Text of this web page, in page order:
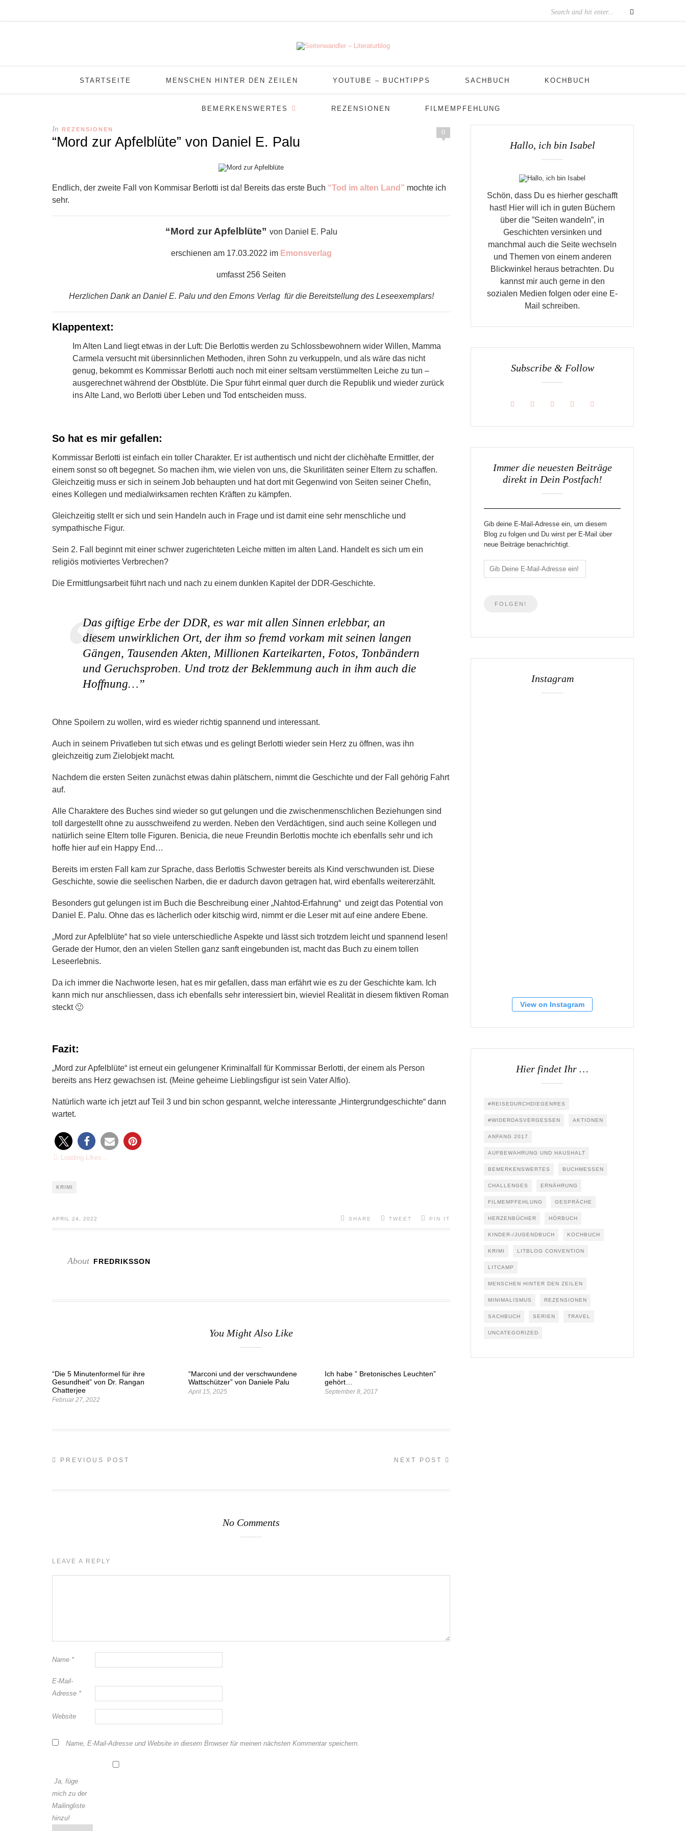
STARTSEITE MENSCHEN HINTER DEN ZEILEN YOUTUBE – BUCHTIPPS SACHBUCH KOCHBUCH
BEMERKENSWERTES REZENSIONEN FILMEMPFEHLUNG
0
In REZENSIONEN
“Mord zur Apfelblüte” von Daniel E. Palu
Endlich, der zweite Fall von Kommisar Berlotti ist da! Bereits das erste Buch “Tod im alten Land” mochte ich
sehr.
“Mord zur Apfelblüte” von Daniel E. Palu
erschienen am 17.03.2022 im Emonsverlag
umfasst 256 Seiten
Herzlichen Dank an Daniel E. Palu und den Emons Verlag für die Bereitstellung des Leseexemplars!
Klappentext:
Im Alten Land liegt etwas in der Luft: Die Berlottis werden zu Schlossbewohnern wider Willen, Mamma
Carmela versucht mit übersinnlichen Methoden, ihren Sohn zu verkuppeln, und als wäre das nicht
genug, bekommt es Kommissar Berlotti auch noch mit einer seltsam verstümmelten Leiche zu tun –
ausgerechnet während der Obstblüte. Die Spur führt einmal quer durch die Republik und wieder zurück
ins Alte Land, wo Berlotti über Leben und Tod entscheiden muss.
So hat es mir gefallen:
Kommissar Berlotti ist einfach ein toller Charakter. Er ist authentisch und nicht der clichèhafte Ermittler, der
einem sonst so oft begegnet. So machen ihm, wie vielen von uns, die Skurilitäten seiner Eltern zu schaffen.
Gleichzeitig muss er sich in seinem Job behaupten und hat dort mit Gegenwind von Seiten seiner Chefin,
eines Kollegen und medialwirksamen rechten Kräften zu kämpfen.
Gleichzeitig stellt er sich und sein Handeln auch in Frage und ist damit eine sehr menschliche und
sympathische Figur.
Sein 2. Fall beginnt mit einer schwer zugerichteten Leiche mitten im alten Land. Handelt es sich um ein
religiös motiviertes Verbrechen?
Die Ermittlungsarbeit führt nach und nach zu einem dunklen Kapitel der DDR-Geschichte.
Das giftige Erbe der DDR, es war mit allen Sinnen erlebbar, an
diesem unwirklichen Ort, der ihm so fremd vorkam mit seinen langen
Gängen, Tausenden Akten, Millionen Karteikarten, Fotos, Tonbändern
und Geruchsproben. Und trotz der Beklemmung auch in ihm auch die
Hoffnung…”
Ohne Spoilern zu wollen, wird es wieder richtig spannend und interessant.
Auch in seinem Privatleben tut sich etwas und es gelingt Berlotti wieder sein Herz zu öffnen, was ihn
gleichzeitig zum Zielobjekt macht.
Nachdem die ersten Seiten zunächst etwas dahin plätschern, nimmt die Geschichte und der Fall gehörig Fahrt
auf.
Alle Charaktere des Buches sind wieder so gut gelungen und die zwischenmenschlichen Beziehungen sind
toll dargestellt ohne zu ausschweifend zu werden. Neben den Verdächtigen, sind auch seine Kollegen und
natürlich seine Eltern tolle Figuren. Benicia, die neue Freundin Berlottis mochte ich ebenfalls sehr und ich
hoffe hier auf ein Happy End…
Bereits im ersten Fall kam zur Sprache, dass Berlottis Schwester bereits als Kind verschwunden ist. Diese
Geschichte, sowie die seelischen Narben, die er dadurch davon getragen hat, wird ebenfalls weitererzählt.
Besonders gut gelungen ist im Buch die Beschreibung einer „Nahtod-Erfahrung“ und zeigt das Potential von
Daniel E. Palu. Ohne das es lächerlich oder kitschig wird, nimmt er die Leser mit auf eine andere Ebene.
„Mord zur Apfelblüte“ hat so viele unterschiedliche Aspekte und lässt sich trotzdem leicht und spannend lesen!
Gerade der Humor, den an vielen Stellen ganz sanft eingebunden ist, macht das Buch zu einem tollen
Leseerlebnis.
Da ich immer die Nachworte lesen, hat es mir gefallen, dass man erfährt wie es zu der Geschichte kam. Ich
kann mich nur anschliessen, dass ich ebenfalls sehr interessiert bin, wieviel Realität in diesem fiktiven Roman
steckt 🙂
Fazit:
„Mord zur Apfelblüte“ ist erneut ein gelungener Kriminalfall für Kommissar Berlotti, der einem als Person
bereits ans Herz gewachsen ist. (Meine geheime Lieblingsfigur ist sein Vater Alfio).
Natürlich warte ich jetzt auf Teil 3 und bin schon gespannt, welche interessante „Hintergrundgeschichte“ dann
wartet.
Loading Likes...
KRIMI
APRIL 24, 2022 SHARE TWEET PIN IT
About FREDRIKSSON
You Might Also Like
“Die 5 Minutenformel für ihre
Gesundheit” von Dr. Rangan
Chatterjee
Februar 27, 2022
“Marconi und der verschwundene
Wattschützer” von Daniele Palu
April 15, 2025
Ich habe ” Bretonisches Leuchten”
gehört…
September 8, 2017
PREVIOUS POST NEXT POST
No Comments
LEAVE A REPLY
Name *
E-Mail-
Adresse *
Website
Name, E-Mail-Adresse und Website in diesem Browser für meinen nächsten Kommentar speichern.
Ja, füge
mich zu der
Mailingliste
hinzu!
Hallo, ich bin Isabel
Schön, dass Du es hierher geschafft
hast! Hier will ich in guten Büchern
über die ”Seiten wandeln”, in
Geschichten versinken und
manchmal auch die Seite wechseln
und Themen von einem anderen
Blickwinkel heraus betrachten. Du
kannst mir auch gerne in den
sozialen Medien folgen oder eine E-
Mail schreiben.
Subscribe & Follow
Immer die neuesten Beiträge
direkt in Dein Postfach!
Gib deine E-Mail-Adresse ein, um diesem
Blog zu folgen und Du wirst per E-Mail über
neue Beiträge benachrichtigt.
Instagram
View on Instagram
Hier findet Ihr …
#REISEDURCHDIEGENRES
#WIDERDASVERGESSEN AKTIONEN
ANFANG 2017
AUFBEWAHRUNG UND HAUSHALT
BEMERKENSWERTES BUCHMESSEN
CHALLENGES ERNÄHRUNG
FILMEMPFEHLUNG GESPRÄCHE
HERZENBÜCHER HÖRBUCH
KINDER-/JUGENDBUCH KOCHBUCH
KRIMI LITBLOG CONVENTION
LITCAMP
MENSCHEN HINTER DEN ZEILEN
MINIMALISMUS REZENSIONEN
SACHBUCH SERIEN TRAVEL
UNCATEGORIZED